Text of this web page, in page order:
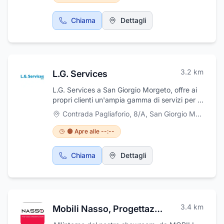
Puoi trovare solo carne fresca e genuina,
salumi e formaggi, prodotti tipici della
regione, preparati e pronto cuoci, polli allo
Chiama Dettagli
L.G. Services 3.2 km
L.G. Services a San Giorgio Morgeto, offre ai
propri clienti un'ampia gamma di servizi per la
stampa e la finitura dei propri documenti
cartacei, esegue fotocopie, scansioni, stampe
dal grande al piccolo formato sia in bianco e
nero che a colori. Realizza inoltre stampe di
file dwg, tavole tecniche, poster fotografici e
su tela. Produce prodotti quali brochure
buste, timbri preinchiostrati, magliette
plastica, a pettine, rilegature a caldo,
Contrada Pagliaforio, 8/A, San Giorgio Morgeto
🟠 Apre alle --:--
Chiama Dettagli
Mobili Nasso, Progettazione ed Arredamento di Interni di Nasso Fabiana 3.4 km